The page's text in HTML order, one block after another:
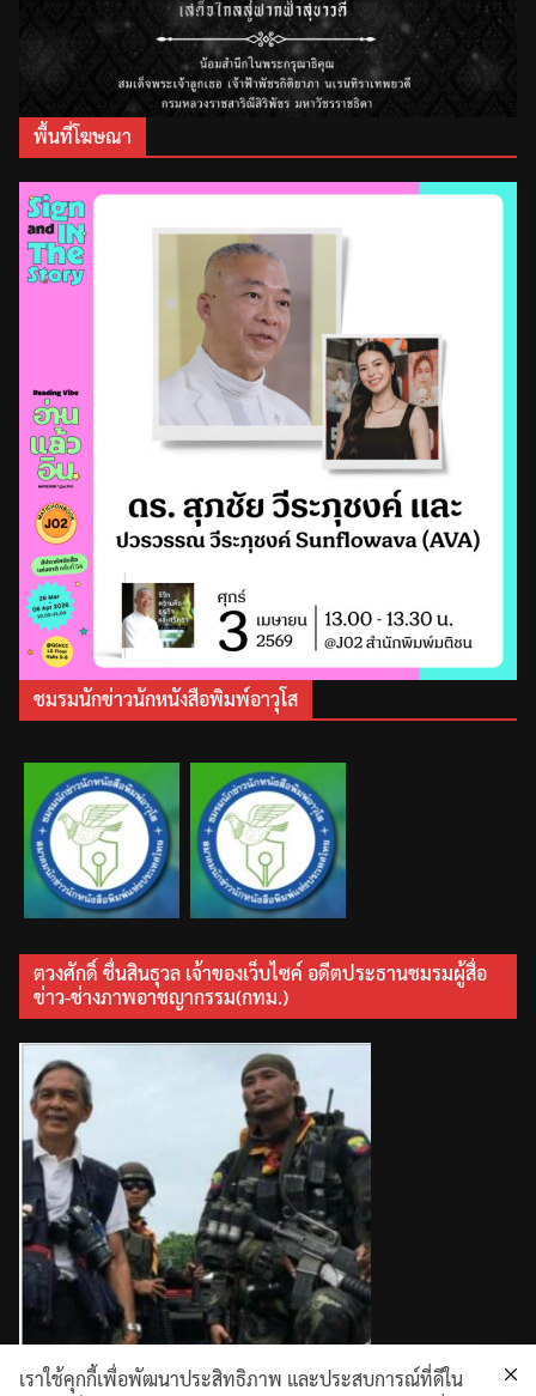
พื้นที่โฆษณา
ชมรมนักข่าวนักหนังสือพิมพ์อาวุโส
ตวงศักดิ์ ชื่นสินธุวล เจ้าของเว็บไซค์ อดีตประธานชมรมผู้สื่อ
ข่าว-ช่างภาพอาชญากรรม(กทม.)
เราใช้คุกกี้เพื่อพัฒนาประสิทธิภาพ และประสบการณ์ที่ดีใน